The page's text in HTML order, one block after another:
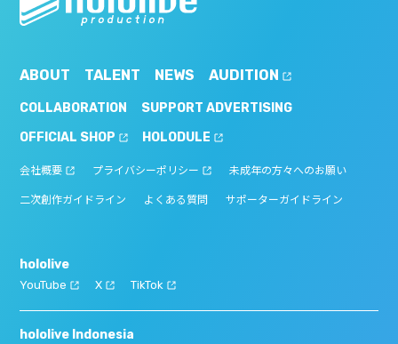
ABOUT TALENT NEWS AUDITION
COLLABORATION
SUPPORT ADVERTISING
OFFICIAL SHOP
HOLODULE
会社概要 プライバシーポリシー 未成年の方々へのお願い
二次創作ガイドライン よくある質問 サポーターガイドライン
hololive
YouTube X TikTok
hololive Indonesia